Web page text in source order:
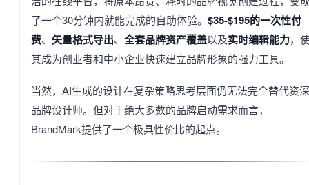
了一个30分钟内就能完成的自助体验。 $35-$195的一次性付
费、 矢量格式导出、 全套品牌资产覆盖以及实时编辑能力，
其成为创业者和中小企业快速建立品牌形象的强力工具。
当然，AI生成的设计在复杂策略思考层面仍无法完全替代资深
品牌设计师。但对于绝大多数的品牌启动需求而言，
BrandMark提供了一个极具性价比的起点。